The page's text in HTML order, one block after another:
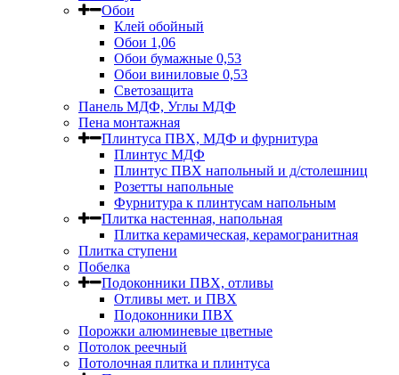
Обои
Клей обойный
Обои 1,06
Обои бумажные 0,53
Обои виниловые 0,53
Светозащита
Панель МДФ, Углы МДФ
Пена монтажная
Плинтуса ПВХ, МДФ и фурнитура
Плинтус МДФ
Плинтус ПВХ напольный и д/столешниц
Розетты напольные
Фурнитура к плинтусам напольным
Плитка настенная, напольная
Плитка керамическая, керамогранитная
Плитка ступени
Побелка
Подоконники ПВХ, отливы
Отливы мет. и ПВХ
Подоконники ПВХ
Порожки алюминевые цветные
Потолок реечный
Потолочная плитка и плинтуса